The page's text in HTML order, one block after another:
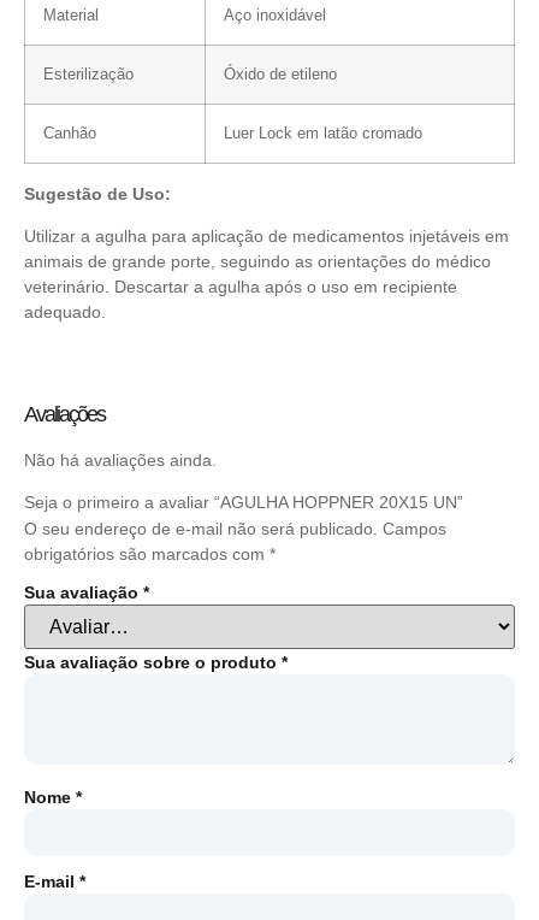
Material Aço inoxidável
Esterilização Óxido de etileno
Canhão Luer Lock em latão cromado
Sugestão de Uso:
Utilizar a agulha para aplicação de medicamentos injetáveis em
animais de grande porte, seguindo as orientações do médico
veterinário. Descartar a agulha após o uso em recipiente
adequado.
Avaliações
Não há avaliações ainda.
Seja o primeiro a avaliar “AGULHA HOPPNER 20X15 UN”
O seu endereço de e-mail não será publicado. Campos
obrigatórios são marcados com *
Sua avaliação *
Sua avaliação sobre o produto *
Nome *
E-mail *